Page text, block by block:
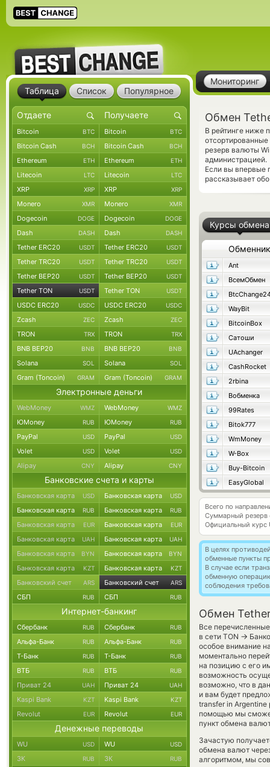
Мониторинг
Обмен
В рейтинге ниже
резерв валюты
администрацией.
Если вы впервые
рассказывает
Курсы обмена
Обменник
Ant
ВсемОбмен
WayBit
BitcoinBox
Сатоши
UAchanger
CashRocket
2rbina
Вобменка
99Rates
Bitok777
WmMoney
W-Box
Buy-Bitcoin
EasyGlobal
Всего по
Суммарный резерв
Официальный курс
В целях
обменные пункты
В случае если
обменную
соблюдения
Обмен
Все
в сети TON →
особое внимание
моментально
на позицию с его
возможность
возможно, что в
и вам будет
transfer in Argentine
помощью мы
пункт обмена
Зачастую
обмена валют
алгоритмом, мы
Таблица Список Популярное
Bitcoin BTC Bitcoin BTC
Bitcoin Cash BCH Bitcoin Cash BCH
Ethereum ETH Ethereum ETH
Litecoin LTC Litecoin LTC
XRP XRP XRP XRP
Monero XMR Monero XMR
Dogecoin DOGE Dogecoin DOGE
Dash DASH Dash DASH
Tether ERC20 USDT Tether ERC20 USDT
Tether TRC20 USDT Tether TRC20 USDT
Tether BEP20 USDT Tether BEP20 USDT
Tether TON USDT Tether TON USDT
USDC ERC20 USDC USDC ERC20 USDC
Zcash ZEC Zcash ZEC
TRON TRX TRON TRX
BNB BEP20 BNB BNB BEP20 BNB
Solana SOL Solana SOL
Gram (Toncoin) GRAM Gram (Toncoin) GRAM
Электронные деньги
WebMoney WMZ WebMoney WMZ
ЮMoney RUB ЮMoney RUB
PayPal USD PayPal USD
Volet USD Volet USD
Alipay CNY Alipay CNY
Банковские счета и карты
Банковская карта USD Банковская карта USD
Банковская карта RUB Банковская карта RUB
Банковская карта EUR Банковская карта EUR
Банковская карта UAH Банковская карта UAH
Банковская карта BYN Банковская карта BYN
Банковская карта KZT Банковская карта KZT
Банковский счет ARS Банковский счет ARS
СБП RUB СБП RUB
Интернет-банкинг
Сбербанк RUB Сбербанк RUB
Альфа-Банк RUB Альфа-Банк RUB
Т-Банк RUB Т-Банк RUB
ВТБ RUB ВТБ RUB
Приват 24 UAH Приват 24 UAH
Kaspi Bank KZT Kaspi Bank KZT
Revolut EUR Revolut EUR
Денежные переводы
WU USD WU USD
ЗК RUB ЗК RUB